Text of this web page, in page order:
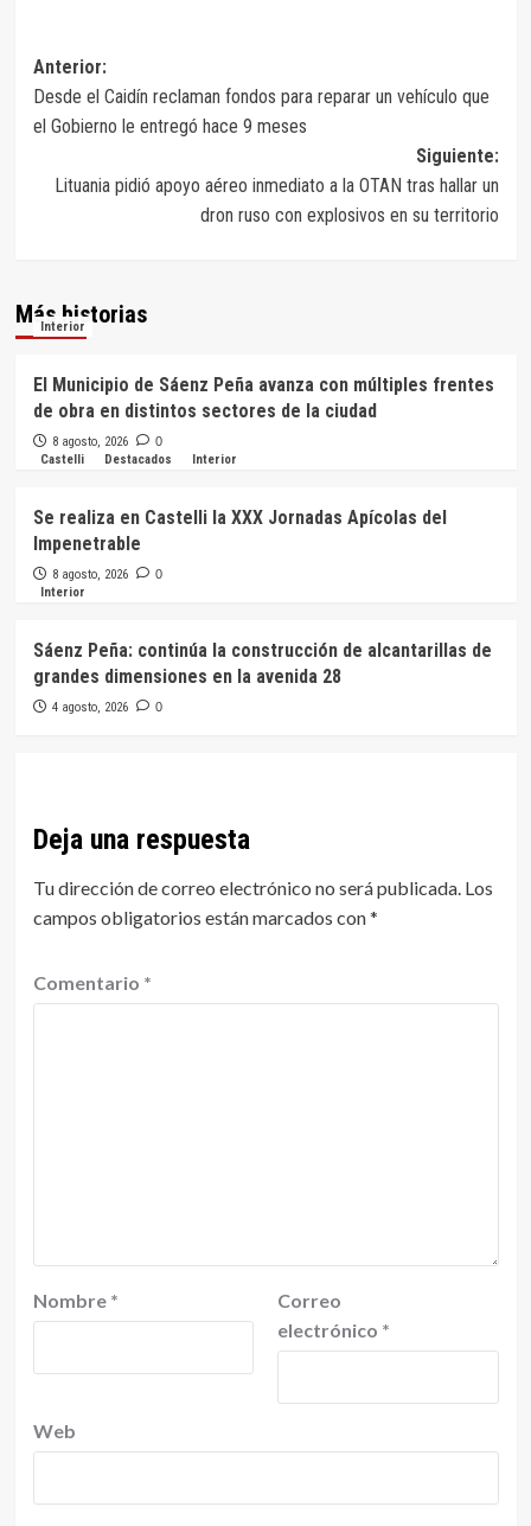
Navegación
de
Anterior:
Desde el Caidín reclaman fondos para reparar un vehículo que
el Gobierno le entregó hace 9 meses
Siguiente:
Lituania pidió apoyo aéreo inmediato a la OTAN tras hallar un
dron ruso con explosivos en su territorio
Más historias
Interior
El Municipio de Sáenz Peña avanza con múltiples frentes
de obra en distintos sectores de la ciudad
8 agosto, 2026 0
Castelli Destacados Interior
Se realiza en Castelli la XXX Jornadas Apícolas del
Impenetrable
8 agosto, 2026 0
Interior
Sáenz Peña: continúa la construcción de alcantarillas de
grandes dimensiones en la avenida 28
4 agosto, 2026 0
Deja una respuesta
Tu dirección de correo electrónico no será publicada. Los
campos obligatorios están marcados con*
Comentario *
Nombre *
Correo
electrónico *
Web